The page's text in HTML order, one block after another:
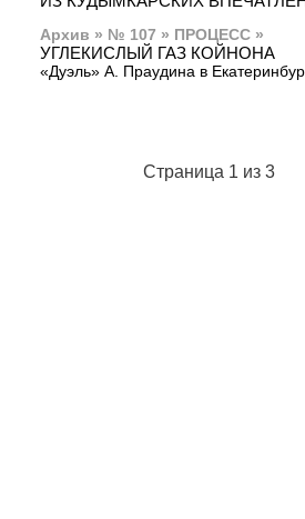
Архив » № 107 » ПРОЦЕСС »
УГЛЕКИСЛЫЙ ГАЗ КОЙНОНА
«Дуэль» А. Праудина в
Страница 1 из 3